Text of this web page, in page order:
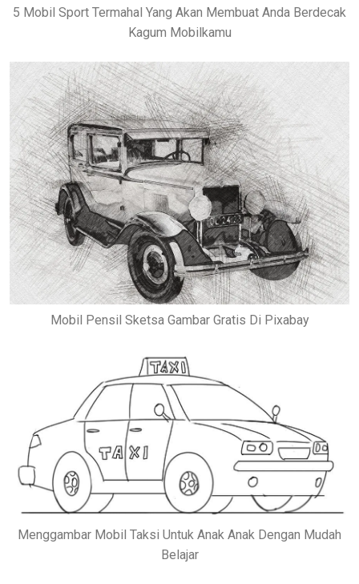
5 Mobil Sport Termahal Yang Akan Membuat Anda Berdecak
Kagum Mobilkamu
Mobil Pensil Sketsa Gambar Gratis Di Pixabay
Menggambar Mobil Taksi Untuk Anak Anak Dengan Mudah
Belajar